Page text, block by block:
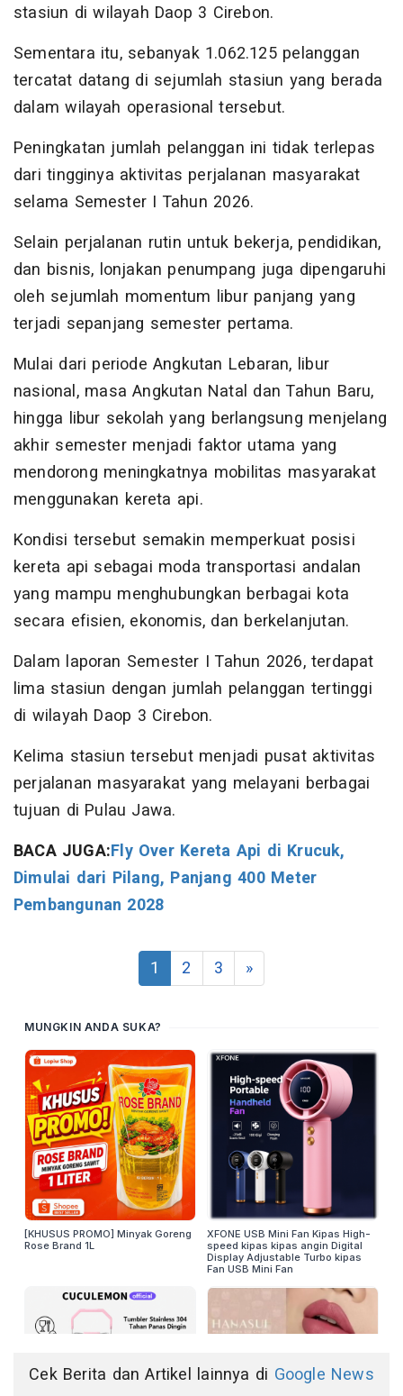
stasiun di wilayah Daop 3 Cirebon.
Sementara itu, sebanyak 1.062.125 pelanggan
tercatat datang di sejumlah stasiun yang berada
dalam wilayah operasional tersebut.
Peningkatan jumlah pelanggan ini tidak terlepas
dari tingginya aktivitas perjalanan masyarakat
selama Semester I Tahun 2026.
Selain perjalanan rutin untuk bekerja, pendidikan,
dan bisnis, lonjakan penumpang juga dipengaruhi
oleh sejumlah momentum libur panjang yang
terjadi sepanjang semester pertama.
Mulai dari periode Angkutan Lebaran, libur
nasional, masa Angkutan Natal dan Tahun Baru,
hingga libur sekolah yang berlangsung menjelang
akhir semester menjadi faktor utama yang
mendorong meningkatnya mobilitas masyarakat
menggunakan kereta api.
Kondisi tersebut semakin memperkuat posisi
kereta api sebagai moda transportasi andalan
yang mampu menghubungkan berbagai kota
secara efisien, ekonomis, dan berkelanjutan.
Dalam laporan Semester I Tahun 2026, terdapat
lima stasiun dengan jumlah pelanggan tertinggi
di wilayah Daop 3 Cirebon.
Kelima stasiun tersebut menjadi pusat aktivitas
perjalanan masyarakat yang melayani berbagai
tujuan di Pulau Jawa.
BACA JUGA:Fly Over Kereta Api di Krucuk,
Dimulai dari Pilang, Panjang 400 Meter
Pembangunan 2028
1 2 3 »
Cek Berita dan Artikel lainnya di Google News